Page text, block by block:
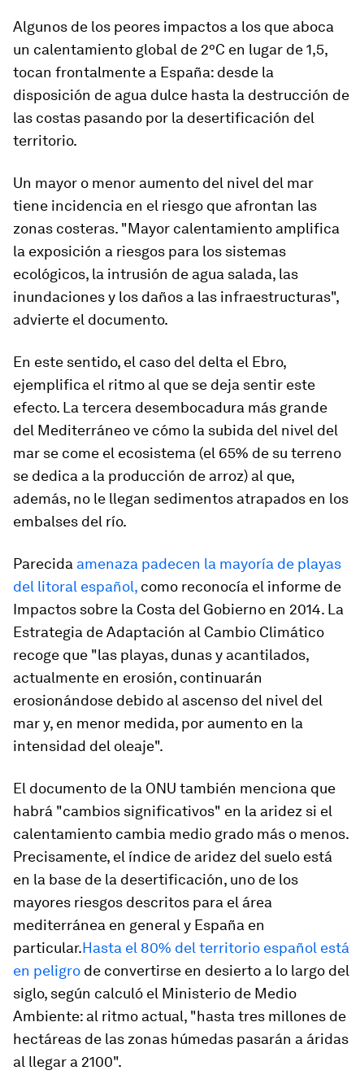
Algunos de los peores impactos a los que aboca
un calentamiento global de 2ºC en lugar de 1,5,
tocan frontalmente a España: desde la
disposición de agua dulce hasta la destrucción de
las costas pasando por la desertificación del
territorio.
Un mayor o menor aumento del nivel del mar
tiene incidencia en el riesgo que afrontan las
zonas costeras. "Mayor calentamiento amplifica
la exposición a riesgos para los sistemas
ecológicos, la intrusión de agua salada, las
inundaciones y los daños a las infraestructuras",
advierte el documento.
En este sentido, el caso del delta el Ebro,
ejemplifica el ritmo al que se deja sentir este
efecto. La tercera desembocadura más grande
del Mediterráneo ve cómo la subida del nivel del
mar se come el ecosistema (el 65% de su terreno
se dedica a la producción de arroz) al que,
además, no le llegan sedimentos atrapados en los
embalses del río.
Parecida amenaza padecen la mayoría de playas
del litoral español, como reconocía el informe de
Impactos sobre la Costa del Gobierno en 2014. La
Estrategia de Adaptación al Cambio Climático
recoge que "las playas, dunas y acantilados,
actualmente en erosión, continuarán
erosionándose debido al ascenso del nivel del
mar y, en menor medida, por aumento en la
intensidad del oleaje".
El documento de la ONU también menciona que
habrá "cambios significativos" en la aridez si el
calentamiento cambia medio grado más o menos.
Precisamente, el índice de aridez del suelo está
en la base de la desertificación, uno de los
mayores riesgos descritos para el área
mediterránea en general y España en
particular.Hasta el 80% del territorio español está
en peligro de convertirse en desierto a lo largo del
siglo, según calculó el Ministerio de Medio
Ambiente: al ritmo actual, "hasta tres millones de
hectáreas de las zonas húmedas pasarán a áridas
al llegar a 2100".